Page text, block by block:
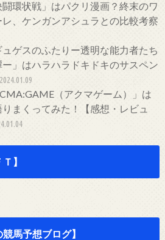
闘環状戦」はパクリ漫画？終末のワ
レ、ケンガンアシュラとの比較考察
ゲスのふたりー透明な能力者たち
」はハラハラドキドキのサスペン
2024.01.09
（アクマゲーム）」は
りまくってみた！【感想・レビュ
】
馬予想ブログ】